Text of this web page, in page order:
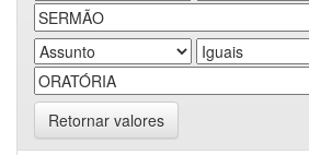
Retornar valores